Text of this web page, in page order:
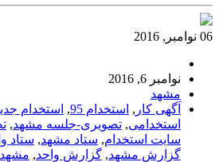
06 نوامبر, 2016
نوامبر 6, 2016
مشهد
آگهی کار , استخدام 95 , استخدام
استخدامی, تصویری-جلسه مشهد,
سایت استخدام, ستاد مشهد, ستاد
گزارش مشهد, گزارش واحد,